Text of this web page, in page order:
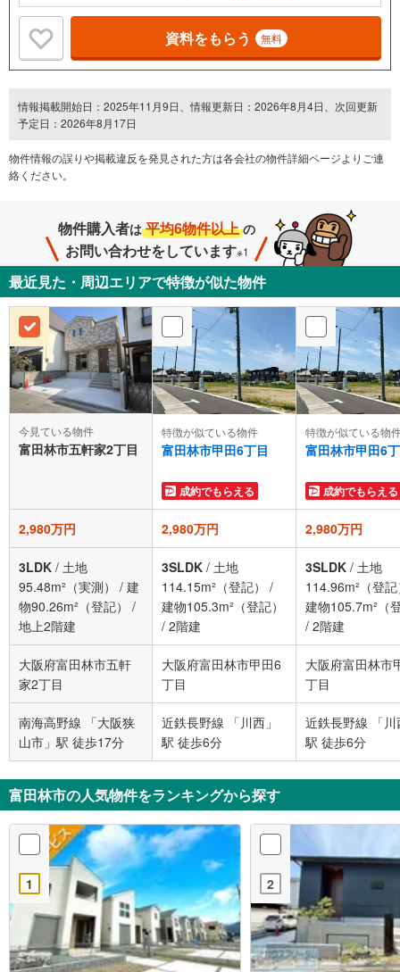
資料をもらう 無料
情報掲載開始日：2025年11月9日、情報更新日：2026年8月4日、次回更新
予定日：2026年8月17日
物件情報の誤りや掲載違反を発⾒された方は各会社の物件詳細ページよりご連
絡ください。
物件購入者は 平均6物件以上 の
お問い合わせをしています※1
最近見た・周辺エリアで特徴が似た物件
今見ている物件
富田林市五軒家2丁目
特徴が似ている物件
富田林市甲田6丁目
成約でもらえる
特徴が似ている物
富田林市甲田6
成約でもらえる
2,980万円 2,980万円 2,980万円
3LDK / 土地
95.48m²（実測）
/ 建
物90.26m²（登記）
/
地上2階建
3SLDK / 土地
114.15m²（登記）
/
建物105.3m²（登記）
/ 2階建
3SLDK / 土地
114.96m²（登
建物105.7m²（
/ 2階建
大阪府富田林市五軒
家2丁目
大阪府富田林市甲田6
丁目
大阪府富田林市
丁目
南海高野線 「大阪狭
山市」駅 徒歩17分
近鉄長野線 「川西」
駅 徒歩6分
近鉄長野線 「川
駅 徒歩6分
富田林市の人気物件をランキングから探す
1 2